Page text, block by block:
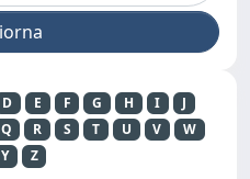
D E F G H I
J
Q R S T U V
W
Y Z